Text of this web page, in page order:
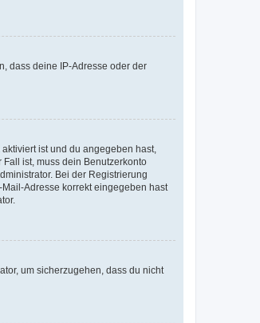
dass deine IP-Adresse oder der
aktiviert ist und du angegeben hast,
ist, muss dein Benutzerkonto
Bei der Registrierung
Adresse korrekt eingegeben hast
um sicherzugehen, dass du nicht